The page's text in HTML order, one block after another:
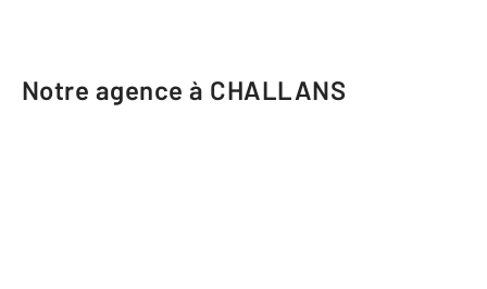
Notre agence à CHALLANS